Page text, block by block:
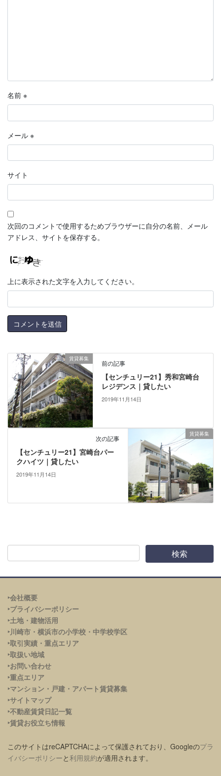
名前 ※
メール ※
サイト
次回のコメントで使用するためブラウザーに自分の名前、メール
アドレス、サイトを保存する。
上に表示された文字を入力してください。
賃貸募集
前の記事
【センチュリー21】秀和宮崎台
レジデンス｜貸したい
2019年11月14日
賃貸募集
次の記事
【センチュリー21】宮崎台パー
クハイツ｜貸したい
2019年11月14日
‣会社概要
‣プライバシーポリシー
‣土地・建物活用
‣川崎市・横浜市の小学校・中学校学区
‣取引実績・重点エリア
‣取扱い地域
‣お問い合わせ
‣重点エリア
‣マンション・戸建・アパート賃貸募集
‣サイトマップ
‣不動産賃貸日記一覧
‣賃貸お役立ち情報
このサイトはreCAPTCHAによって保護されており、Googleのプラ
イバシーポリシーと利用規約が適用されます。